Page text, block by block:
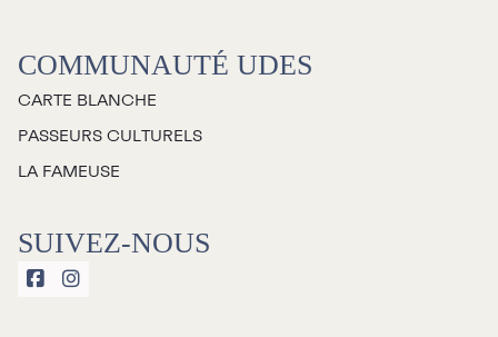
COMMUNAUTÉ UDES
CARTE BLANCHE
PASSEURS CULTURELS
LA FAMEUSE
SUIVEZ-NOUS
 